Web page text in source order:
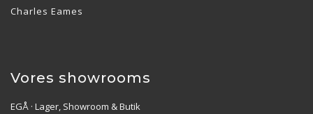
Charles Eames
Vores showrooms
EGÅ · Lager, Showroom & Butik